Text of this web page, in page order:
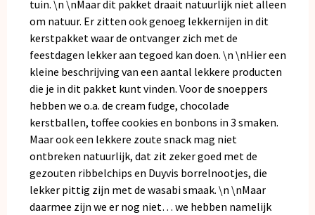
tuin. \n \nMaar dit pakket draait natuurlijk niet alleen
om natuur. Er zitten ook genoeg lekkernijen in dit
kerstpakket waar de ontvanger zich met de
feestdagen lekker aan tegoed kan doen. \n \nHier een
kleine beschrijving van een aantal lekkere producten
die je in dit pakket kunt vinden. Voor de snoeppers
hebben we o.a. de cream fudge, chocolade
kerstballen, toffee cookies en bonbons in 3 smaken.
Maar ook een lekkere zoute snack mag niet
ontbreken natuurlijk, dat zit zeker goed met de
gezouten ribbelchips en Duyvis borrelnootjes, die
lekker pittig zijn met de wasabi smaak. \n \nMaar
daarmee zijn we er nog niet… we hebben namelijk